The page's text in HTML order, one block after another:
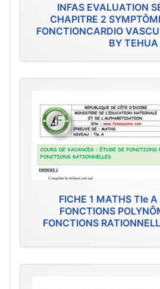
INFAS EVALUATION
CHAPITRE 2
FONCTIONCARDIO
BY TEHUA
FICHE 1 MATHS Tle A
FONCTIONS
FONCTIONS